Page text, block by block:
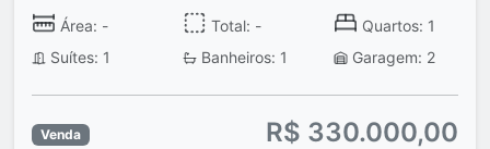
Área: - Total: -
Quartos: 1
Suítes: 1
Banheiros: 1 Garagem: 2
Venda R$ 330.000,00